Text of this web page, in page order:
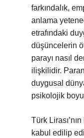
farkındalık,
anlama
etrafındaki
düşüncelerin
parayı nasıl
ilişkilidir.
duygusal
psikolojik
Türk
kabul edilip